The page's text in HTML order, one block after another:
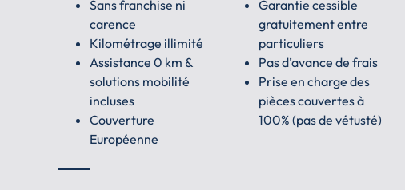
Sans franchise ni
carence
Kilométrage illimité
Assistance 0 km &
solutions mobilité
incluses
Couverture
Européenne
Garantie cessible
gratuitement entre
particuliers
Pas d’avance de frais
Prise en charge des
pièces couvertes à
100% (pas de vétusté)